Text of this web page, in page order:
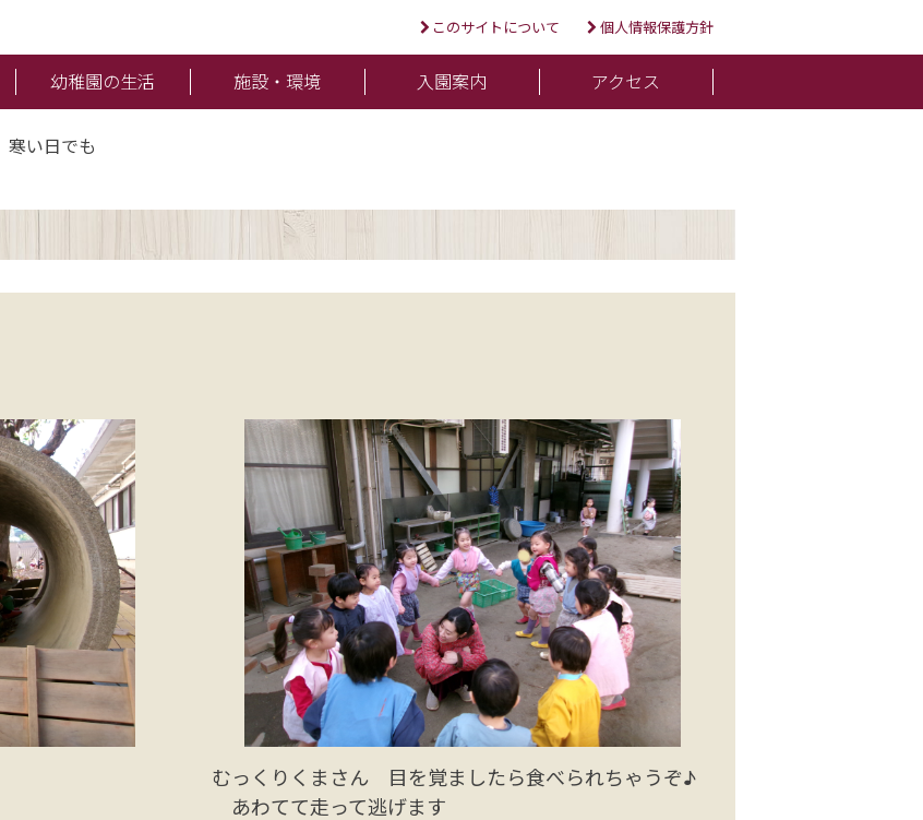
このサイトについて 個人情報保護方針
幼稚園の生活 施設・環境 入園案内 アクセス
寒い日でも
むっくりくまさん 目を覚ましたら食べられちゃうぞ♪
あわてて走って逃げます